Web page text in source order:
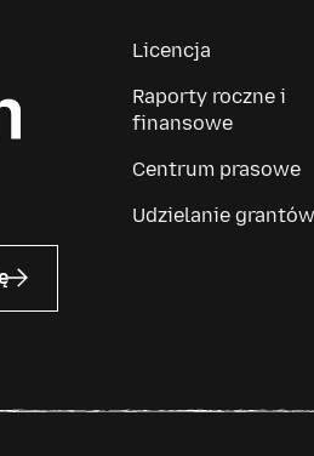
Licencja
Raporty roczne i
finansowe
Centrum prasowe
Udzielanie grantów